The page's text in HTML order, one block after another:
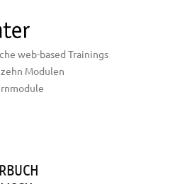
web-based Trainings
Modulen